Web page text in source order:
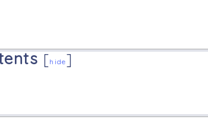
[hide]